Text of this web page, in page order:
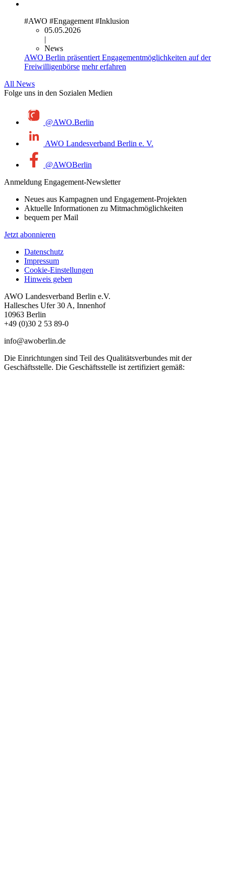
#AWO #Engagement #Inklusion
05.05.2026
|
News
AWO Berlin präsentiert Engagementmöglichkeiten auf der
Freiwilligenbörse mehr erfahren
All News
Folge uns in den Sozialen Medien
@AWO.Berlin
AWO Landesverband Berlin e. V.
@AWOBerlin
Anmeldung Engagement-Newsletter
Neues aus Kampagnen und Engagement-Projekten
Aktuelle Informationen zu Mitmachmöglichkeiten
bequem per Mail
Jetzt abonnieren
Datenschutz
Impressum
Cookie-Einstellungen
Hinweis geben
AWO Landesverband Berlin e.V.
Hallesches Ufer 30 A, Innenhof
10963 Berlin
+49 (0)30 2 53 89-0
info@awoberlin.de
Die Einrichtungen sind Teil des Qualitätsverbundes mit der
Geschäftsstelle. Die Geschäftsstelle ist zertifiziert gemäß: